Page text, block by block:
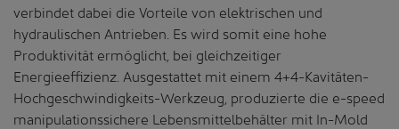
verbindet dabei die Vorteile von elektrischen und
hydraulischen Antrieben. Es wird somit eine hohe
Produktivität ermöglicht, bei gleichzeitiger
Energieeffizienz. Ausgestattet mit einem 4+4-Kavitäten-
Hochgeschwindigkeits-Werkzeug, produzierte die e-speed
manipulationssichere Lebensmittelbehälter mit In-Mold